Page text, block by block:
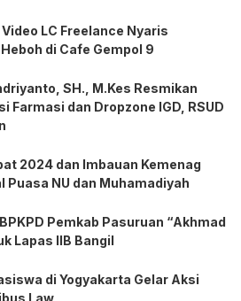
LC Freelance Nyaris
di Cafe Gempol 9
SH., M.Kes Resmikan
Farmasi dan Dropzone IGD, RSUD
2024 dan Imbauan Kemenag
Puasa NU dan Muhamadiyah
Pemkab Pasuruan “Akhmad
Lapas IIB Bangil
di Yogyakarta Gelar Aksi
Law